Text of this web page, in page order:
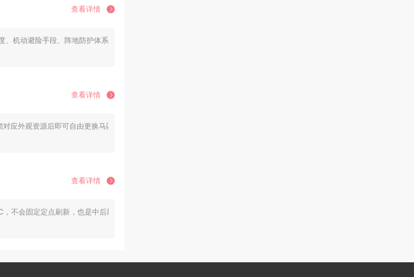
查看详情
机动避险手段、阵地防护体系与联盟协同战术，从武将养成、装备兵书、行军操作、城池布防、团战配合多维度补齐短板
查看详情
应外观资源后即可自由更换马匹形象，不存在外观锁定、永久固定初始马匹的限制，所有已获取的马匹外观可无消耗反复切
查看详情
不会固定定点刷新，也是中后期玩家提升战力、获取绝版外观与武学道具的核心渠道，该NPC区别于主城常规商店和限时活